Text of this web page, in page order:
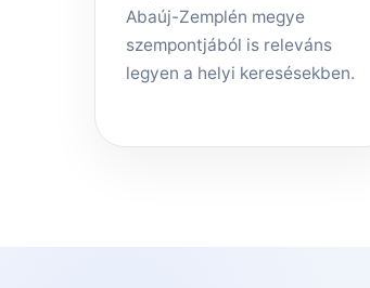
Abaúj-Zemplén megye
szempontjából is releváns
legyen a helyi keresésekben.